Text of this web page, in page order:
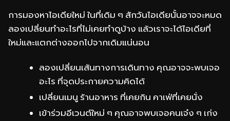
การมองหาไอเดียใหม่ ในที่เดิม ๆ สักวันไอเดียนั้นอาจจะหมด
ลองเปลี่ยนทำอะไรที่ไม่เคยทำดูบ้าง แล้วเราจะได้ไอเดียที่
ใหม่และแตกต่างออกไปจากเดิมแน่นอน
ลองเปลี่ยนเส้นทางการเดินทาง คุณอาจจะพบเจอ
อะไร ที่จุดประกายความคิดได้
เปลี่ยนเมนู ร้านอาหาร ที่เคยกิน คาเฟ่ที่เคยนั่ง
เข้าร่วมอีเวนต์ใหม่ ๆ คุณอาจพบเจอคนเจ๋ง ๆ เก่ง